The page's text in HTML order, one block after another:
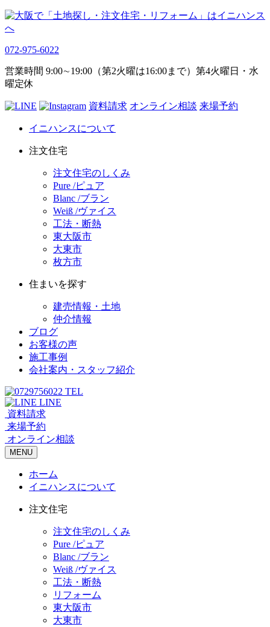
072-975-6022
営業時間 9:00∼19:00（第2火曜は16:00まで）第4火曜日・水
曜定休
資料請求 オンライン相談 来場予約
イニハンスについて
注文住宅
注文住宅のしくみ
Pure /ピュア
Blanc /ブラン
Weiß /ヴァイス
工法・断熱
東大阪市
大東市
枚方市
住まいを探す
建売情報・土地
仲介情報
ブログ
お客様の声
施工事例
会社案内・スタッフ紹介
TEL
LINE
資料請求
来場予約
オンライン相談
MENU
ホーム
イニハンスについて
注文住宅
注文住宅のしくみ
Pure /ピュア
Blanc /ブラン
Weiß /ヴァイス
工法・断熱
リフォーム
東大阪市
大東市